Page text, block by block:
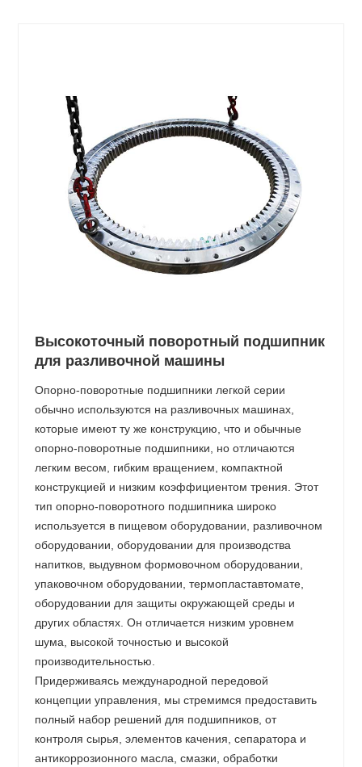
Высокоточный поворотный подшипник
для разливочной машины
Опорно-поворотные подшипники легкой серии
обычно используются на разливочных машинах,
которые имеют ту же конструкцию, что и обычные
опорно-поворотные подшипники, но отличаются
легким весом, гибким вращением, компактной
конструкцией и низким коэффициентом трения. Этот
тип опорно-поворотного подшипника широко
используется в пищевом оборудовании, разливочном
оборудовании, оборудовании для производства
напитков, выдувном формовочном оборудовании,
упаковочном оборудовании, термопластавтомате,
оборудовании для защиты окружающей среды и
других областях. Он отличается низким уровнем
шума, высокой точностью и высокой
производительностью.
Придерживаясь международной передовой
концепции управления, мы стремимся предоставить
полный набор решений для подшипников, от
контроля сырья, элементов качения, сепаратора и
антикоррозионного масла, смазки, обработки